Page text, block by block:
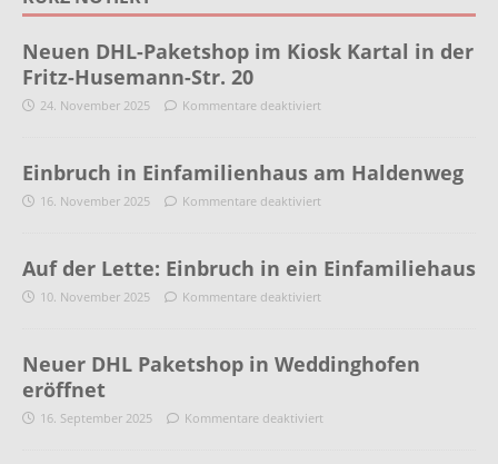
Neuen DHL-Paketshop im Kiosk Kartal in der
Fritz-Husemann-Str. 20
24. November 2025 Kommentare deaktiviert
Einbruch in Einfamilienhaus am Haldenweg
16. November 2025 Kommentare deaktiviert
Auf der Lette: Einbruch in ein Einfamiliehaus
10. November 2025 Kommentare deaktiviert
Neuer DHL Paketshop in Weddinghofen
eröffnet
16. September 2025 Kommentare deaktiviert